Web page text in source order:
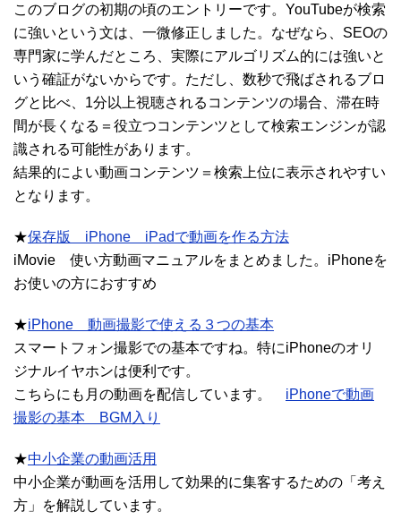
このブログの初期の頃のエントリーです。YouTubeが検索
に強いという文は、一微修正しました。なぜなら、SEOの
専門家に学んだところ、実際にアルゴリズム的には強いと
いう確証がないからです。ただし、数秒で飛ばされるブロ
グと比べ、1分以上視聴されるコンテンツの場合、滞在時
間が長くなる＝役立つコンテンツとして検索エンジンが認
識される可能性があります。
結果的によい動画コンテンツ＝検索上位に表示されやすい
となります。
★保存版 iPhone iPadで動画を作る方法
iMovie 使い方動画マニュアルをまとめました。iPhoneを
お使いの方におすすめ
★iPhone 動画撮影で使える３つの基本
スマートフォン撮影での基本ですね。特にiPhoneのオリ
ジナルイヤホンは便利です。
こちらにも月の動画を配信しています。 iPhoneで動画
撮影の基本 BGM入り
★中小企業の動画活用
中小企業が動画を活用して効果的に集客するための「考え
方」を解説しています。